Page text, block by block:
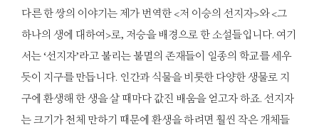
다른 한 쌍의 이야기는 제가 번역한 <저 이승의 선지자>와 <그
하나의 생에 대하여>로, 저승을 배경으로 한 소설들입니다. 여기
서는 ‘선지자’라고 불리는 불멸의 존재들이 일종의 학교를 세우
듯이 지구를 만듭니다. 인간과 식물을 비롯한 다양한 생물로 지
구에 환생해 한 생을 살 때마다 값진 배움을 얻고자 하죠. 선지자
는 크기가 천체 만하기 때문에 환생을 하려면 훨씬 작은 개체들